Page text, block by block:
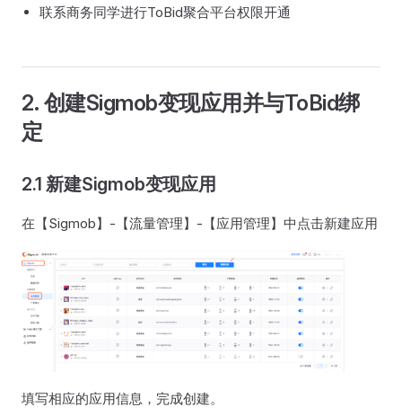
联系商务同学进行ToBid聚合平台权限开通
2. 创建Sigmob变现应用并与ToBid绑
定
2.1 新建Sigmob变现应用
在【Sigmob】-【流量管理】-【应用管理】中点击新建应用
填写相应的应用信息，完成创建。